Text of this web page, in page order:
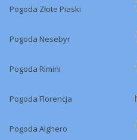
Pogoda Złote Piaski
Pogoda Nesebyr
Pogoda Rimini
Pogoda Florencja
Pogoda Alghero